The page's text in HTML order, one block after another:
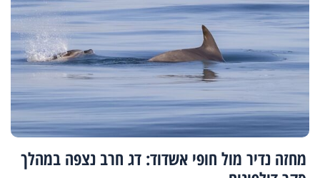
מחזה נדיר מול חופי אשדוד: דג חרב נצפה במהלך